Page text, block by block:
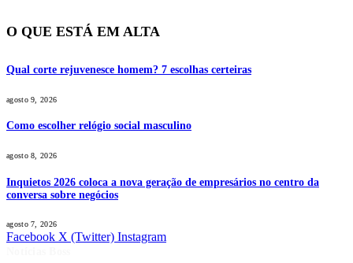
O QUE ESTÁ EM ALTA
Qual corte rejuvenesce homem? 7 escolhas certeiras
agosto 9, 2026
Como escolher relógio social masculino
agosto 8, 2026
Inquietos 2026 coloca a nova geração de empresários no centro da
conversa sobre negócios
agosto 7, 2026
Facebook X (Twitter) Instagram